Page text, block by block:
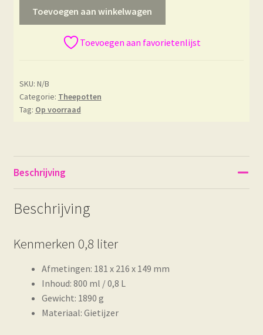
Toevoegen aan winkelwagen
Toevoegen aan favorietenlijst
SKU: N/B
Categorie: Theepotten
Tag: Op voorraad
Beschrijving
Beschrijving
Kenmerken 0,8 liter
Afmetingen: 181 x 216 x 149 mm
Inhoud: 800 ml / 0,8 L
Gewicht: 1890 g
Materiaal: Gietijzer